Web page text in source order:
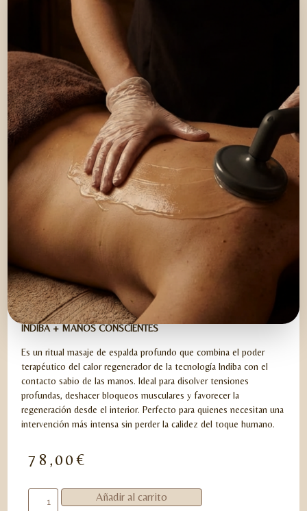
KEISACO ESPALDA SANA
INDIBA + MANOS CONSCIENTES
Es un ritual masaje de espalda profundo que combina el poder
terapéutico del calor regenerador de la tecnología Indiba con el
contacto sabio de las manos. Ideal para disolver tensiones
profundas, deshacer bloqueos musculares y favorecer la
regeneración desde el interior. Perfecto para quienes necesitan una
intervención más intensa sin perder la calidez del toque humano.
78,00€
Añadir al carrito